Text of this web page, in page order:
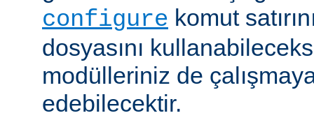
configure komut
dosyasını
modülleriniz de
edebilecektir.